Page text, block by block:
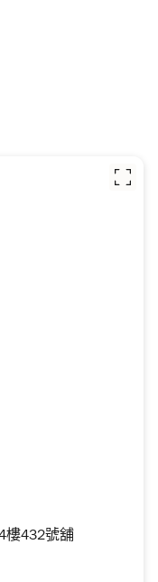
樓432號舖